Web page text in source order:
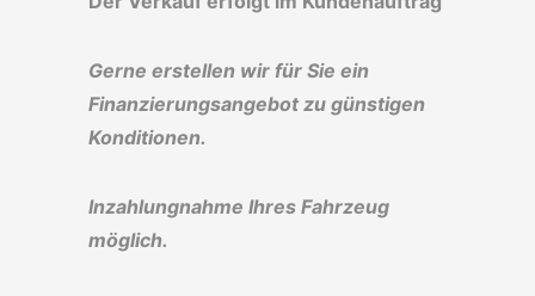
Gerne erstellen wir für Sie ein
Finanzierungsangebot zu günstigen
Konditionen.
Inzahlungnahme Ihres Fahrzeug
möglich.